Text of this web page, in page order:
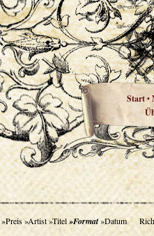
Start•
»Preis»Artist»Titel»Format»Datum